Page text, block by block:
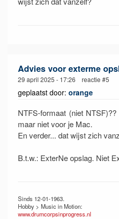
Advies voor exterme
29 april 2025 - 17:26 reactie #5
geplaatst door: orange
NTFS-formaat (niet
maar niet voor je Mac.
En verder... dat wijst zich
B.t.w.: ExterNe opslag. Niet
Sinds 12-01-1963.
Hobby > Music in Motion:
www.drumcorpsinprogress.nl